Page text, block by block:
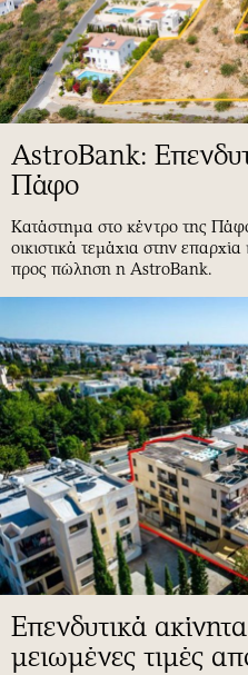
AstroBank:
Πάφο
Κατάστημα στο κέντρο της
οικιστικά τεμάχια στην
προς πώληση η AstroBank.
Επενδυτικά
μειωμένες τιμές